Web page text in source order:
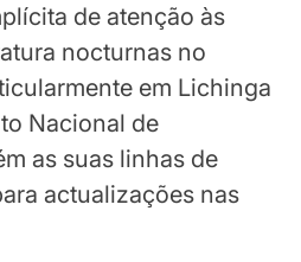
de atenção às
nocturnas no
em Lichinga
Nacional de
as suas linhas de
actualizações nas